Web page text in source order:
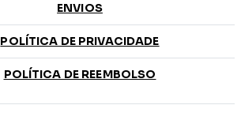
ENVIOS
POLÍTICA DE PRIVACIDADE
POLÍTICA DE REEMBOLSO